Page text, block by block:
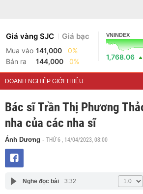
Giá vàng SJC Giá bạc
Mua vào 141,000
0%
Bán ra
144,000 0%
VNINDEX
1,768.06
DOANH NGHIỆP GIỚI THIỆU
Bác sĩ Trần Thị Phương
nha của các nha sĩ
Ánh Dương - THỨ 6 , 14/04/2023, 08:00
Nghe đọc bài 3:32